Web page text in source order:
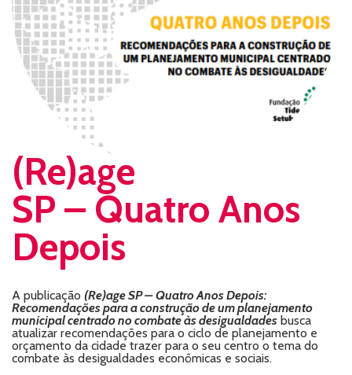
(Re)age
SP – Quatro Anos
Depois
A publicação (Re)age SP – Quatro Anos Depois:
Recomendações para a construção de um planejamento
municipal centrado no combate às desigualdades busca
atualizar recomendações para o ciclo de planejamento e
orçamento da cidade trazer para o seu centro o tema do
combate às desigualdades econômicas e sociais.